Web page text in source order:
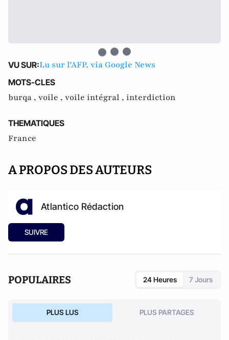
VU SUR:Lu sur l'AFP, via Google News
MOTS-CLES
burqa , voile , voile intégral , interdiction
THEMATIQUES
France
A PROPOS DES AUTEURS
Atlantico Rédaction
SUIVRE
POPULAIRES 24 Heures 7 Jours
PLUS LUS PLUS PARTAGES